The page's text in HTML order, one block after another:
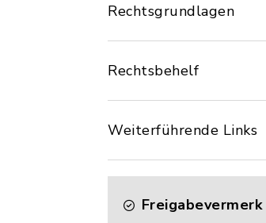
Rechtsgrundlagen
Rechtsbehelf
Weiterführende Links
Freigabevermerk